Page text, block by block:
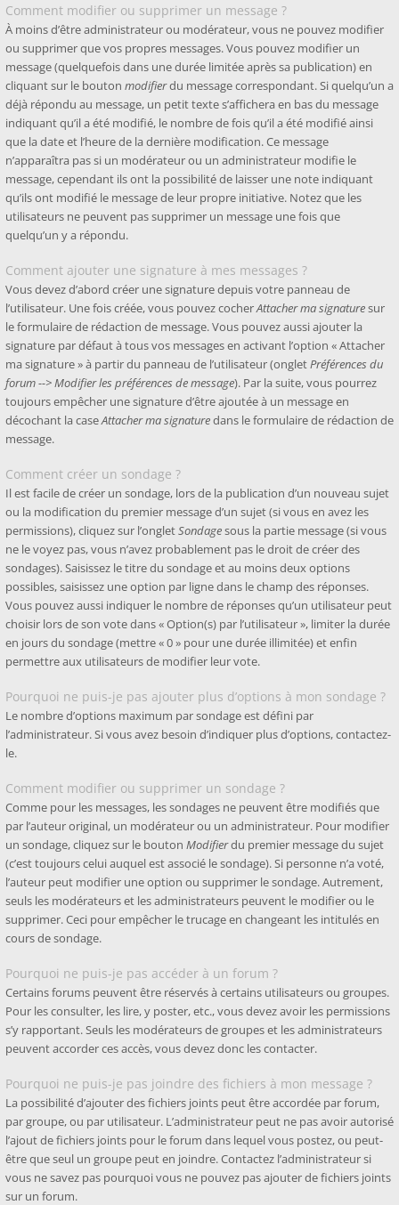
Comment modifier ou supprimer un message ?
À moins d’être administrateur ou modérateur, vous ne pouvez modifier
ou supprimer que vos propres messages. Vous pouvez modifier un
message (quelquefois dans une durée limitée après sa publication) en
cliquant sur le bouton modifierdu message correspondant. Si quelqu’un a
déjà répondu au message, un petit texte s’affichera en bas du message
indiquant qu’il a été modifié, le nombre de fois qu’il a été modifié ainsi
que la date et l’heure de la dernière modification. Ce message
n’apparaîtra pas si un modérateur ou un administrateur modifie le
message, cependant ils ont la possibilité de laisser une note indiquant
qu’ils ont modifié le message de leur propre initiative. Notez que les
utilisateurs ne peuvent pas supprimer un message une fois que
quelqu’un y a répondu.
Comment ajouter une signature à mes messages ?
Vous devez d’abord créer une signature depuis votre panneau de
l’utilisateur. Une fois créée, vous pouvez cocherAttacher ma signaturesur
le formulaire de rédaction de message. Vous pouvez aussi ajouter la
signature par défaut à tous vos messages en activant l’option « Attacher
ma signature » à partir du panneau de l’utilisateur (ongletPréférences du
forum --> Modifier les préférences de message). Par la suite, vous pourrez
toujours empêcher une signature d’être ajoutée à un message en
décochant la caseAttacher ma signaturedans le formulaire de rédaction de
message.
Comment créer un sondage ?
Il est facile de créer un sondage, lors de la publication d’un nouveau sujet
ou la modification du premier message d’un sujet (si vous en avez les
permissions), cliquez sur l’ongletSondagesous la partie message (si vous
ne le voyez pas, vous n’avez probablement pas le droit de créer des
sondages). Saisissez le titre du sondage et au moins deux options
possibles, saisissez une option par ligne dans le champ des réponses.
Vous pouvez aussi indiquer le nombre de réponses qu’un utilisateur peut
choisir lors de son vote dans « Option(s) par l’utilisateur », limiter la durée
en jours du sondage (mettre « 0 » pour une durée illimitée) et enfin
permettre aux utilisateurs de modifier leur vote.
Pourquoi ne puis-je pas ajouter plus d’options à mon sondage ?
Le nombre d’options maximum par sondage est défini par
l’administrateur. Si vous avez besoin d’indiquer plus d’options, contactez-
le.
Comment modifier ou supprimer un sondage ?
Comme pour les messages, les sondages ne peuvent être modifiés que
par l’auteur original, un modérateur ou un administrateur. Pour modifier
un sondage, cliquez sur le bouton Modifierdu premier message du sujet
(c’est toujours celui auquel est associé le sondage). Si personne n’a voté,
l’auteur peut modifier une option ou supprimer le sondage. Autrement,
seuls les modérateurs et les administrateurs peuvent le modifier ou le
supprimer. Ceci pour empêcher le trucage en changeant les intitulés en
cours de sondage.
Pourquoi ne puis-je pas accéder à un forum ?
Certains forums peuvent être réservés à certains utilisateurs ou groupes.
Pour les consulter, les lire, y poster, etc., vous devez avoir les permissions
s’y rapportant. Seuls les modérateurs de groupes et les administrateurs
peuvent accorder ces accès, vous devez donc les contacter.
Pourquoi ne puis-je pas joindre des fichiers à mon message ?
La possibilité d’ajouter des fichiers joints peut être accordée par forum,
par groupe, ou par utilisateur. L’administrateur peut ne pas avoir autorisé
l’ajout de fichiers joints pour le forum dans lequel vous postez, ou peut-
être que seul un groupe peut en joindre. Contactez l’administrateur si
vous ne savez pas pourquoi vous ne pouvez pas ajouter de fichiers joints
sur un forum.